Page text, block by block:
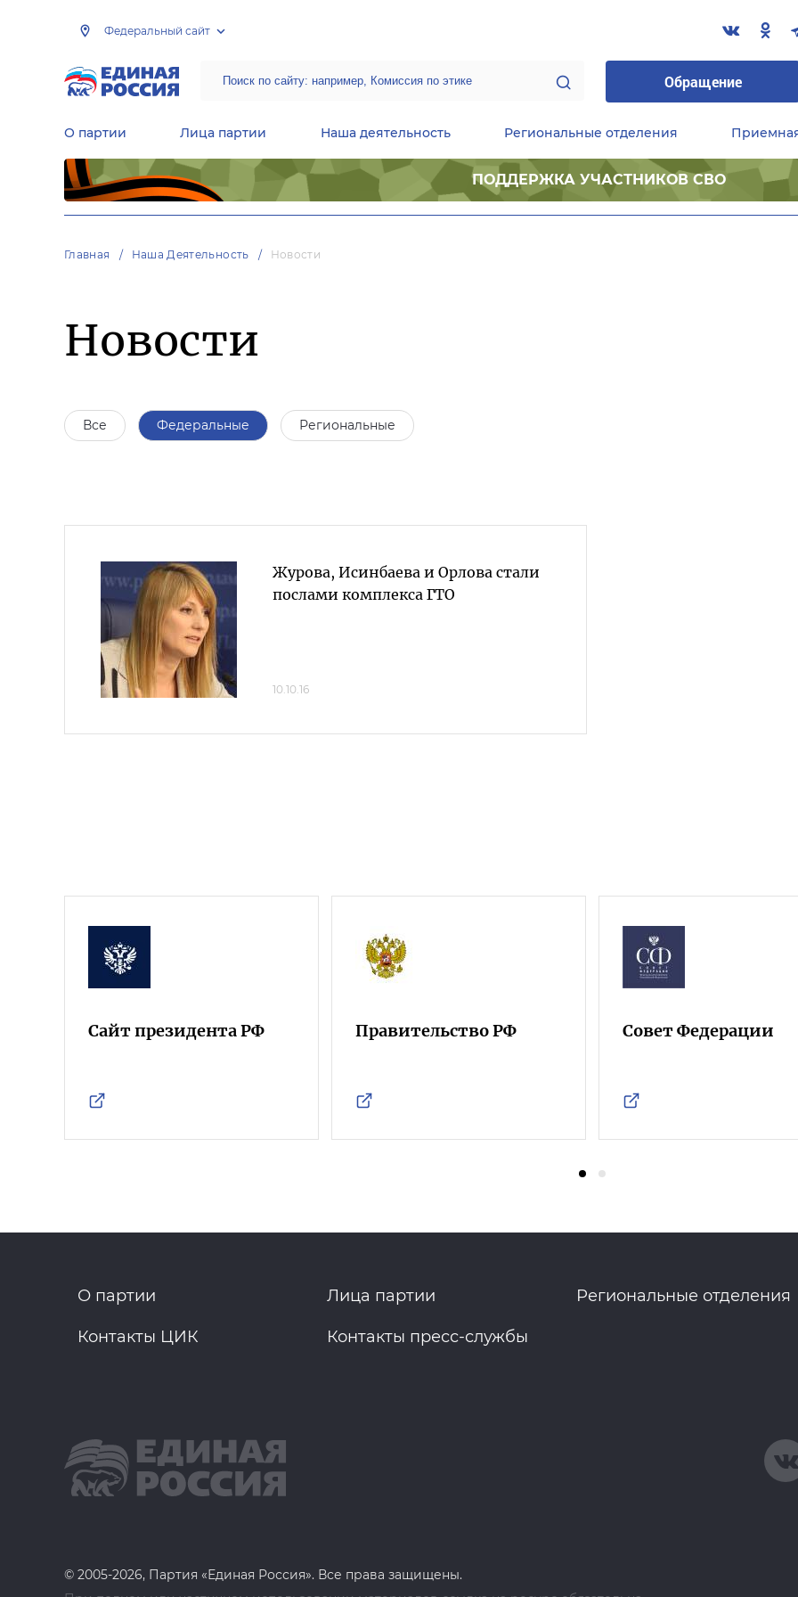
Федеральный сайт
Обращение
О партии Лица партии Наша деятельность Региональные отделения
ПОДДЕРЖКА УЧАСТНИКОВ СВО
Главная Наша Деятельность Новости
Новости
Все Федеральные Региональные
Журова, Исинбаева и Орлова стали
послами комплекса ГТО
10.10.16
Сайт президента РФ Правительство РФ Совет Федерации
О партии Лица партии Региональные отделения
Контакты ЦИК Контакты пресс-службы
© 2005-2026, Партия «Единая Россия». Все права защищены.